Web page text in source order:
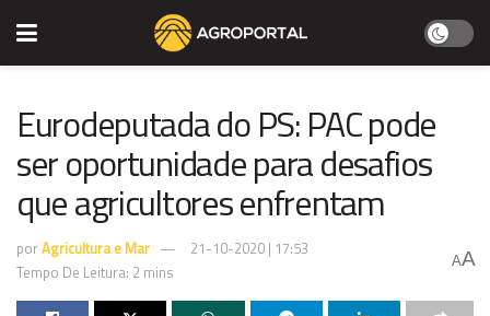
Eurodeputada do PS: PAC pode
ser oportunidade para desafios
que agricultores enfrentam
porAgricultura e Mar
21-10-2020 | 17:53
Tempo De Leitura: 2 mins
AA